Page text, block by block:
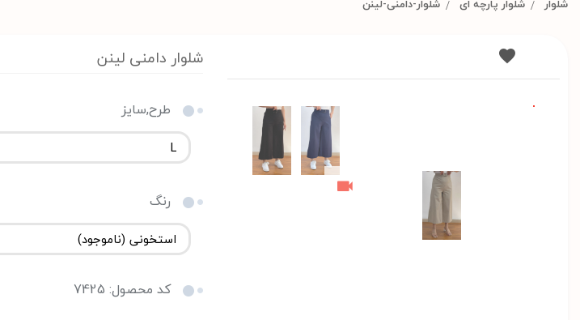
شلوار شلوار پارچه ای شلوار-دامنی-لینن
شلوار دامنی لینن
طرح,سایز
رنگ
کد محصول: 7425